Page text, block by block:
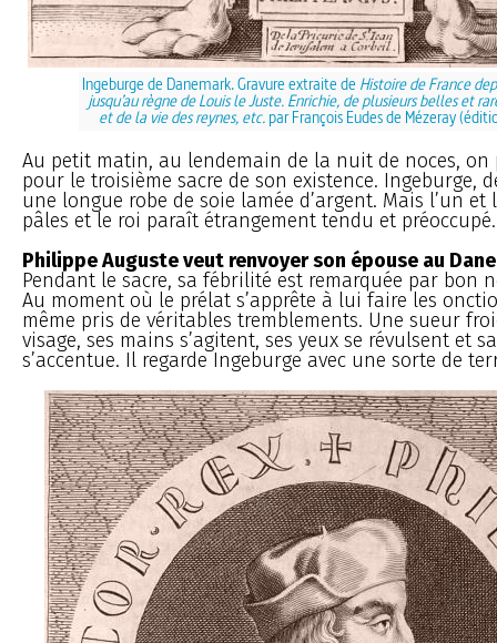
Ingeburge de Danemark. Gravure extraite de Histoire de France
jusqu’au règne de Louis le Juste. Enrichie, de plusieurs belles et
et de la vie des reynes, etc. par François Eudes de Mézeray
Au petit matin, au lendemain de la nuit de noces, on
pour le troisième sacre de son existence. Ingeburge,
une longue robe de soie lamée d’argent. Mais l’un et
pâles et le roi paraît étrangement tendu et préoccupé.
Philippe Auguste veut renvoyer son épouse au
Pendant le sacre, sa fébrilité est remarquée par bon
Au moment où le prélat s’apprête à lui faire les
même pris de véritables tremblements. Une sueur
visage, ses mains s’agitent, ses yeux se révulsent et
s’accentue. Il regarde Ingeburge avec une sorte de